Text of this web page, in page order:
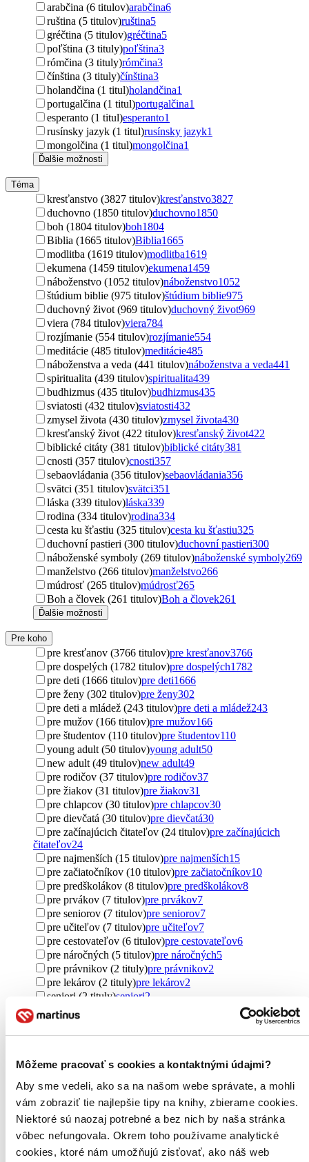
Môžeme pracovať s cookies a kontaktnými údajmi?
Aby sme vedeli, ako sa na našom webe správate, a mohli
vám zobraziť tie najlepšie tipy na knihy, zbierame cookies.
Niektoré sú naozaj potrebné a bez nich by naša stránka
vôbec nefungovala. Okrem toho používame analytické
cookies, ktoré nám umožňujú zisťovať, ako náš web
arabčina (6 titulov)arabčina6
ruština (5 titulov)ruština5
gréčtina (5 titulov)gréčtina5
poľština (3 tituly)poľština3
rómčina (3 tituly)rómčina3
čínština (3 tituly)čínština3
holandčina (1 titul)holandčina1
portugalčina (1 titul)portugalčina1
esperanto (1 titul)esperanto1
rusínsky jazyk (1 titul)rusínsky jazyk1
mongolčina (1 titul)mongolčina1
Ďalšie možnosti
Téma
kresťanstvo (3827 titulov)kresťanstvo3827
duchovno (1850 titulov)duchovno1850
boh (1804 titulov)boh1804
Biblia (1665 titulov)Biblia1665
modlitba (1619 titulov)modlitba1619
ekumena (1459 titulov)ekumena1459
náboženstvo (1052 titulov)náboženstvo1052
štúdium biblie (975 titulov)štúdium biblie975
duchovný život (969 titulov)duchovný život969
viera (784 titulov)viera784
rozjímanie (554 titulov)rozjímanie554
meditácie (485 titulov)meditácie485
náboženstva a veda (441 titulov)náboženstva a veda441
spiritualita (439 titulov)spiritualita439
budhizmus (435 titulov)budhizmus435
sviatosti (432 titulov)sviatosti432
zmysel života (430 titulov)zmysel života430
kresťanský život (422 titulov)kresťanský život422
biblické citáty (381 titulov)biblické citáty381
cnosti (357 titulov)cnosti357
sebaovládania (356 titulov)sebaovládania356
svätci (351 titulov)svätci351
láska (339 titulov)láska339
rodina (334 titulov)rodina334
cesta ku šťastiu (325 titulov)cesta ku šťastiu325
duchovní pastieri (300 titulov)duchovní pastieri300
náboženské symboly (269 titulov)náboženské symboly269
manželstvo (266 titulov)manželstvo266
múdrosť (265 titulov)múdrosť265
Boh a človek (261 titulov)Boh a človek261
Ďalšie možnosti
Pre koho
pre kresťanov (3766 titulov)pre kresťanov3766
pre dospelých (1782 titulov)pre dospelých1782
pre deti (1666 titulov)pre deti1666
pre ženy (302 titulov)pre ženy302
pre deti a mládež (243 titulov)pre deti a mládež243
pre mužov (166 titulov)pre mužov166
pre študentov (110 titulov)pre študentov110
young adult (50 titulov)young adult50
new adult (49 titulov)new adult49
pre rodičov (37 titulov)pre rodičov37
pre žiakov (31 titulov)pre žiakov31
pre chlapcov (30 titulov)pre chlapcov30
pre dievčatá (30 titulov)pre dievčatá30
pre začínajúcich čitateľov (24 titulov)pre začínajúcich
čitateľov24
pre najmenších (15 titulov)pre najmenších15
pre začiatočníkov (10 titulov)pre začiatočníkov10
pre predškolákov (8 titulov)pre predškolákov8
pre prvákov (7 titulov)pre prvákov7
pre seniorov (7 titulov)pre seniorov7
pre učiteľov (7 titulov)pre učiteľov7
pre cestovateľov (6 titulov)pre cestovateľov6
pre náročných (5 titulov)pre náročných5
pre právnikov (2 tituly)pre právnikov2
pre lekárov (2 tituly)pre lekárov2
seniori (2 tituly)seniori2
pre podnikateľov (1 titul)
zahraničný (1811 titulov) zahraničný1811
Slovensko (1021 titulov)Slovensko1021
Spojené štáty (602 titulov) Spojené štáty602
Taliansko (284 titulov)Taliansko284
Spojené kráľovstvo (195 titulov)Spojené kráľovstvo195
Poľsko (118 titulov)Poľsko
118